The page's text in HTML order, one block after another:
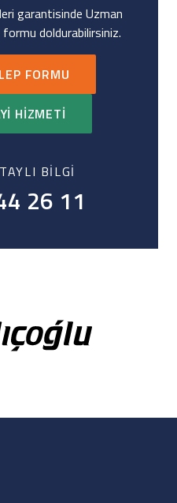
garantisinde Uzman
doldurabilirsiniz.
FORMU
HIZMETI
BILGI
26 11